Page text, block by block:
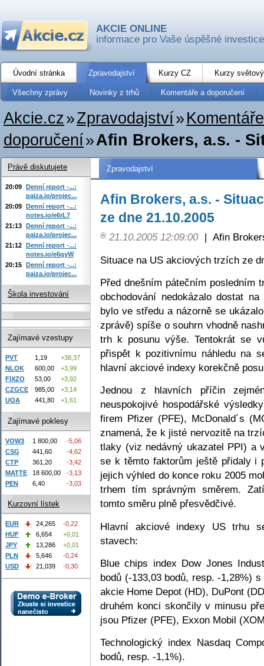
AKCIE ONLINE
informace pro Vaše úspěšné investice
Úvodní stránka Zpravodajství Kurzy CZ Kurzy
Všechny zprávy Novinky z trhů Komentáře a doporučení
Akcie.cz»Zpravodajství»
doporučení»Afin Brokers, a.s. -
Zpravodajství
Afin Brokers, a.s. -
ze dne 21.10.2005
21.10.2005 12:09:00 | Afin
Situace na US akciových trzích ze
Před dnešním pátečním posledním
obchodování nedokázalo dostat
bylo ve středu a názorně se
zprávě) spíše o souhrn vhodně
trh k posunu výše. Tentokrát se
přispět k pozitivnímu náhledu na
hlavní akciové indexy korekčně
Jednou z hlavních příčin
neuspokojivé hospodářské
firem Pfizer (PFE), McDonald´s
znamená, že k jisté nervozitě na
tlaky (viz nedávný ukazatel PPI) a
se k těmto faktorům ještě přidaly i
jejich výhled do konce roku 2005
trhem tím správným směrem.
tomto směru plně přesvědčivé.
Hlavní akciové indexy US trhu
stavech:
Blue chips index Dow Jones
bodů (-133,03 bodů, resp. -1,28%)
akcie Home Depot (HD), DuPont
druhém konci skončily v minusu
jsou Pfizer (PFE), Exxon Mobil
Technologický index Nasdaq
bodů, resp. -1,1%).
Právě diskutujete
20:09 Denní report -...:
paiza.io/projec...
20:09 Denní report -...:
notes.io/e6rL7
21:13 Denní report -...:
paiza.io/projec...
21:12 Denní report -...:
notes.io/e6qyW
20:15 Denní report -...:
paiza.io/projec...
Škola investování
Zajímavé vzestupy
PVT 1,19
+38,37
NLOK
600,00
+3,99
FIXZO
53,00
+3,92
CZGCE
985,00
+3,14
UQA
441,80 +1,61
Zajímavé poklesy
VOW3 1 800,00
-5,06
CSG
441,60
-4,62
CTP
361,20
-3,42
MATTE
18 600,00
-3,13
PEN
6,40 -3,03
Kurzovní lístek
EUR 24,265
-0,22
HUF
6,654
+0,01
JPY
13,286
+0,01
PLN
5,646
-0,24
USD
21,039 -0,30